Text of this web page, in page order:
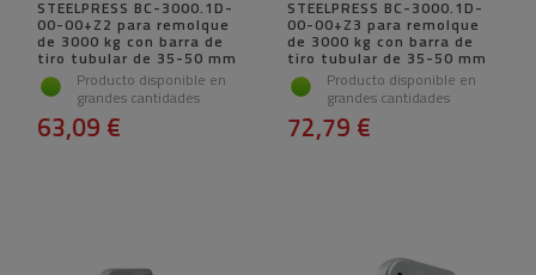
STEELPRESS BC-3000.1D-
00-00+Z2 para remolque
de 3000 kg con barra de
tiro tubular de 35-50 mm
Producto disponible en
grandes cantidades
63,09 €
STEELPRESS BC-3000.1D-
00-00+Z3 para remolque
de 3000 kg con barra de
tiro tubular de 35-50 mm
Producto disponible en
grandes cantidades
72,79 €